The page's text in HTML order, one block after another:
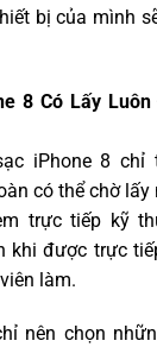
bị của mình
8 Có Lấy
iPhone 8 chỉ
có thể chờ
trực tiếp kỹ
khi được trực
làm.
nên chọn